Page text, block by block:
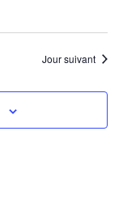
Jour suivant